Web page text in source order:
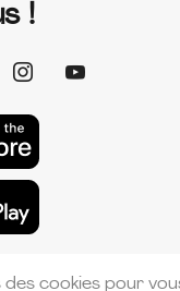
!
des cookies pour